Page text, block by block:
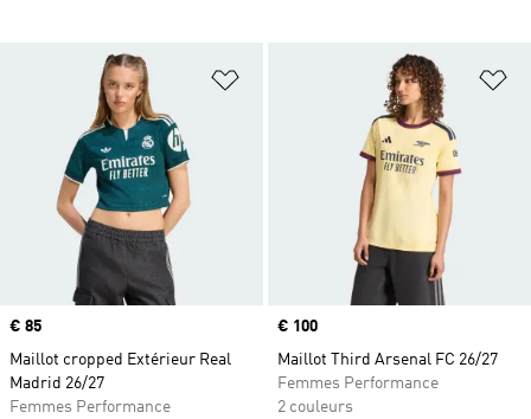
Ajouter à la Liste de produits
Prix
€ 85
Maillot cropped Extérieur Real
Madrid 26/27
Femmes Performance
Prix
€ 100
Maillot Third Arsenal FC 26/27
Femmes Performance
2 couleurs